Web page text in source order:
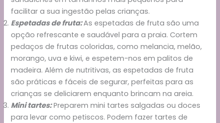
facilitar a sua ingestão pelas crianças.
Espetadas de fruta:As espetadas de fruta são uma
opção refrescante e saudável para a praia. Cortem
pedaços de frutas coloridas, como melancia, melão,
morango, uva e kiwi, e espetem-nos em palitos de
madeira. Além de nutritivas, as espetadas de fruta
são práticas e fáceis de segurar, perfeitas para as
crianças se deliciarem enquanto brincam na areia.
Mini tartes:Preparem mini tartes salgadas ou doces
para levar como petiscos. Podem fazer tartes de